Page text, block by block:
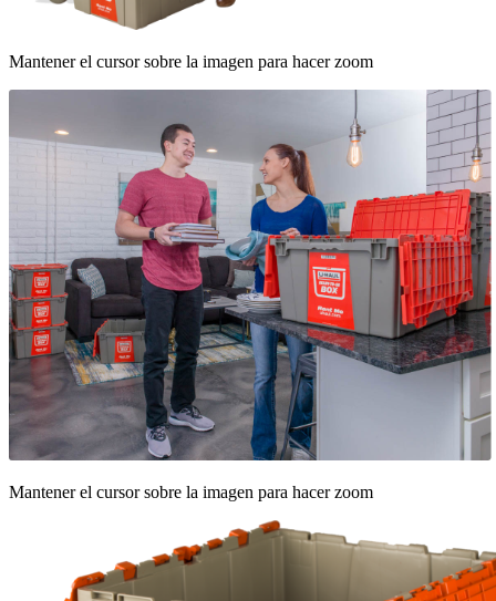
Mantener el cursor sobre la imagen para hacer zoom
Mantener el cursor sobre la imagen para hacer zoom